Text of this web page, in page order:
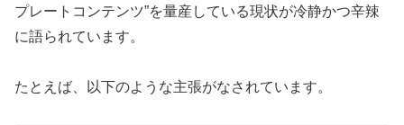
プレートコンテンツ”を量産している現状が冷静かつ辛辣
に語られています。
たとえば、以下のような主張がなされています。